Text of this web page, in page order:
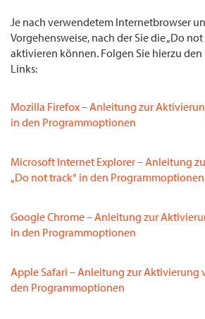
Je nach verwendetem Internetbrowser
Vorgehensweise, nach der Sie die „Do
aktivieren können. Folgen Sie hierzu
Links:
Mozilla Firefox – Anleitung zur
in den Programmoptionen
Microsoft Internet Explorer – Anleitung
„Do not track“ in den Programmoptionen
Google Chrome – Anleitung zur
in den Programmoptionen
Apple Safari – Anleitung zur Aktivierung
den Programmoptionen